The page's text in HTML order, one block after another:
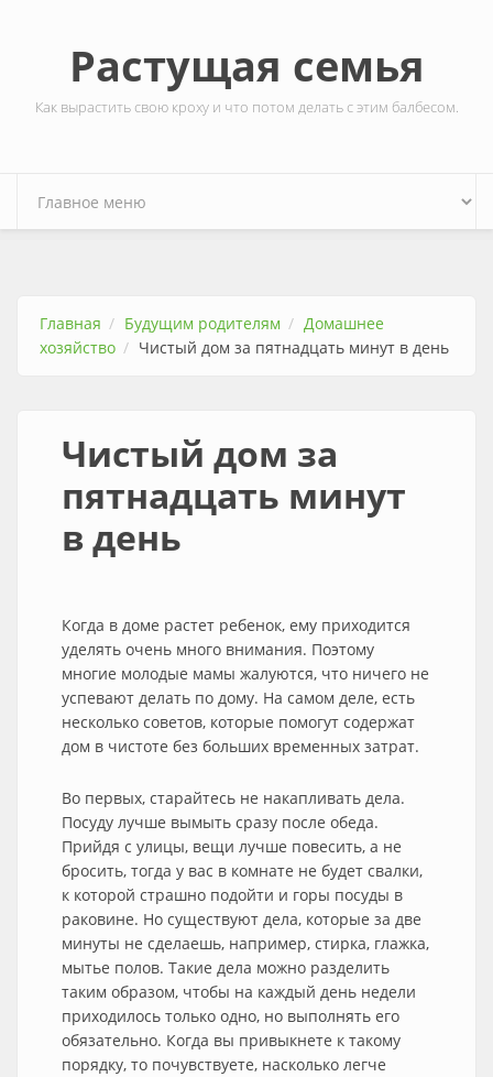
Растущая семья
Как вырастить свою кроху и что потом делать с этим балбесом.
Главная Будущим родителям
Домашнее
хозяйство
Чистый дом за пятнадцать минут в день
Чистый дом за
пятнадцать минут
в день
Когда в доме растет ребенок, ему приходится
уделять очень много внимания. Поэтому
многие молодые мамы жалуются, что ничего не
успевают делать по дому. На самом деле, есть
несколько советов, которые помогут содержат
дом в чистоте без больших временных затрат.
Во первых, старайтесь не накапливать дела.
Посуду лучше вымыть сразу после обеда.
Прийдя с улицы, вещи лучше повесить, а не
бросить, тогда у вас в комнате не будет свалки,
к которой страшно подойти и горы посуды в
раковине. Но существуют дела, которые за две
минуты не сделаешь, например, стирка, глажка,
мытье полов. Такие дела можно разделить
таким образом, чтобы на каждый день недели
приходилось только одно, но выполнять его
обязательно. Когда вы привыкнете к такому
порядку, то почувствуете, насколько легче